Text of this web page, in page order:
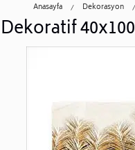
Anasayfa Dekorasyon
Dekoratif